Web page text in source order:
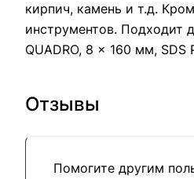
кирпич, камень и т.д.
инструментов. Подходит
QUADRO, 8 x 160 мм, SDS
Отзывы
Помогите другим